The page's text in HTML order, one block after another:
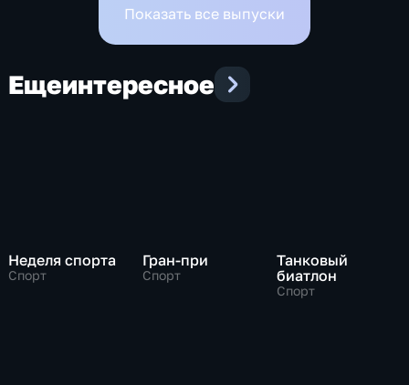
Показать все выпуски
Ещеинтересное
Неделя спорта
Спорт
Гран-при
Спорт
Танковый
биатлон
Спорт